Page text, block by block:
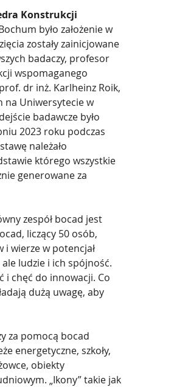
Konstrukcji
było założenie w
zostały zainicjowane
badaczy, profesor
wspomaganego
dr inż. Karlheinz Roik,
na Uniwersytecie w
badawcze było
2023 roku podczas
należało
którego wszystkie
generowane za
zespół bocad jest
liczący 50 osób,
i wierze w potencjał
ludzie i ich spójność.
i chęć do innowacji. Co
dużą uwagę, aby
za pomocą bocad
energetyczne, szkoły,
obiekty
„Ikony” takie jak